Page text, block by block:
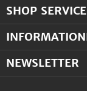
SHOP SERVICE
NEWSLETTER